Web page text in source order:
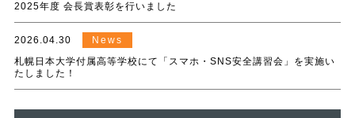
2025年度 会長賞表彰を行いました
2026.04.30
News
札幌日本大学付属高等学校にて「スマホ・SNS安全講習会」を実施い
たしました！